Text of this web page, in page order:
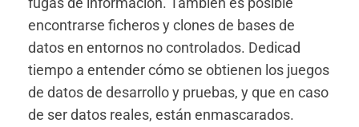
encontrarse ficheros y clones de bases de
datos en entornos no controlados. Dedicad
tiempo a entender cómo se obtienen los juegos
de datos de desarrollo y pruebas, y que en caso
de ser datos reales, están enmascarados.